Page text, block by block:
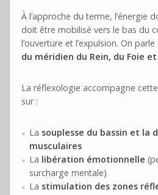
À l’approche du terme, l’énergie
doit être mobilisé vers le bas du
l’ouverture et l’expulsion. On parle
du méridien du Rein, du Foie
La réflexologie accompagne
sur :
La souplesse du bassin et la
musculaires
La libération émotionnelle
surcharge mentale)
La stimulation des zones